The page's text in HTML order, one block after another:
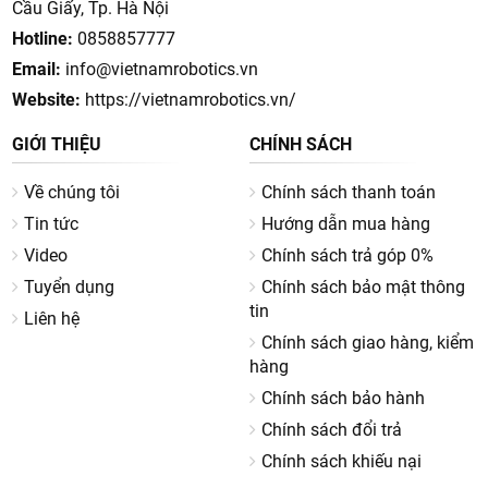
toàn quốc.
Lợi ích khi sử dụng robot hút bụi lau nhà
1. Tiết kiệm thời gian & công sức
sạch toàn bộ căn nhà, giúp bạn có thêm thời gian nghỉ ngơi,
chăm sóc gia đình.
Robot không chỉ hút bụi, lông thú cưng mà còn
bỏ vết bẩn cứng đầu, mang lại không gian sạch sẽ, an toàn
Hầu hết các mẫu robot hiện nay đều được trang bịcông
nghệ điều hướng LiDAR, camera AI, cảm biến 3D, giúp tránh
Cầu Giấy, Tp. Hà Nội
Hotline: 0858857777
Email: info@vietnamrobotics.vn
Website: https://vietnamrobotics.vn/
GIỚI THIỆU
Về chúng tôi
Tin tức
Video
Tuyển dụng
Liên hệ
CHÍNH SÁCH
Chính sách thanh toán
Hướng dẫn mua hàng
Chính sách trả góp 0%
Chính sách bảo mật thông
tin
Chính sách giao hàng, kiểm
hàng
Chính sách bảo hành
Chính sách đổi trả
Chính sách khiếu nại